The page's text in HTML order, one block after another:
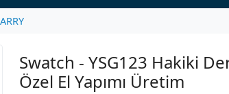
Swatch - YSG123 Hakiki
Özel El Yapımı Üretim